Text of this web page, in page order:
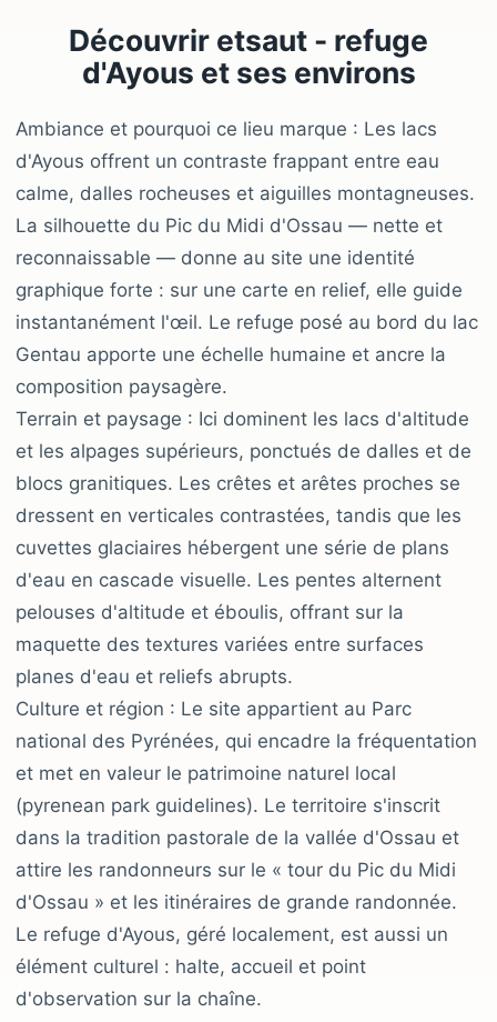
Découvrir etsaut - refuge
d'Ayous et ses environs
Ambiance et pourquoi ce lieu marque : Les lacs
d'Ayous offrent un contraste frappant entre eau
calme, dalles rocheuses et aiguilles montagneuses.
La silhouette du Pic du Midi d'Ossau — nette et
reconnaissable — donne au site une identité
graphique forte : sur une carte en relief, elle guide
instantanément l'œil. Le refuge posé au bord du lac
Gentau apporte une échelle humaine et ancre la
composition paysagère.
Terrain et paysage : Ici dominent les lacs d'altitude
et les alpages supérieurs, ponctués de dalles et de
blocs granitiques. Les crêtes et arêtes proches se
dressent en verticales contrastées, tandis que les
cuvettes glaciaires hébergent une série de plans
d'eau en cascade visuelle. Les pentes alternent
pelouses d'altitude et éboulis, offrant sur la
maquette des textures variées entre surfaces
planes d'eau et reliefs abrupts.
Culture et région : Le site appartient au Parc
national des Pyrénées, qui encadre la fréquentation
et met en valeur le patrimoine naturel local
(pyrenean park guidelines). Le territoire s'inscrit
dans la tradition pastorale de la vallée d'Ossau et
attire les randonneurs sur le « tour du Pic du Midi
d'Ossau » et les itinéraires de grande randonnée.
Le refuge d'Ayous, géré localement, est aussi un
élément culturel : halte, accueil et point
d'observation sur la chaîne.